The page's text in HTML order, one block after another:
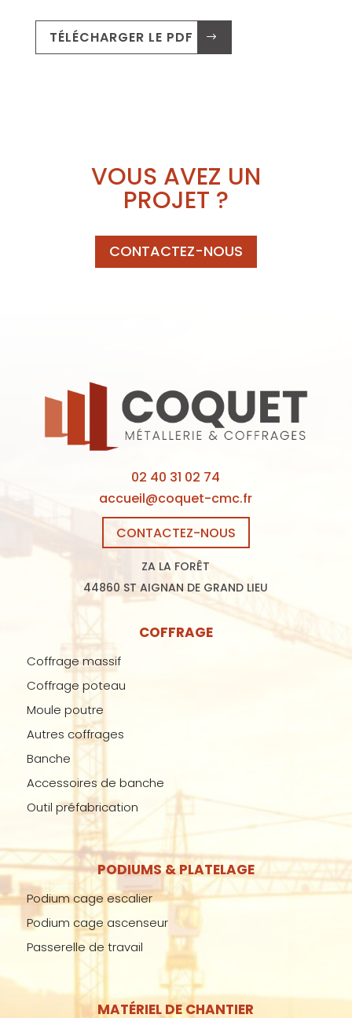
TÉLÉCHARGER LE PDF .
VOUS AVEZ UN
PROJET ?
CONTACTEZ-NOUS
02 40 31 02 74
accueil@coquet-cmc.fr
CONTACTEZ-NOUS
ZA LA FORÊT
44860 ST AIGNAN DE GRAND LIEU
COFFRAGE
Coffrage massif
Coffrage poteau
Moule poutre
Autres coffrages
Banche
Accessoires de banche
Outil préfabrication
PODIUMS & PLATELAGE
Podium cage escalier
Podium cage ascenseur
Passerelle de travail
MATÉRIEL DE CHANTIER